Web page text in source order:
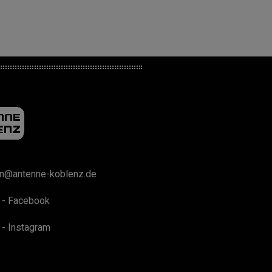
koblenz.de
Facebook
Instagram